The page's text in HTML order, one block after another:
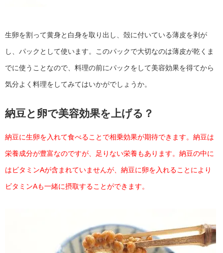
生卵を割って黄身と白身を取り出し、殻に付いている薄皮を剥が
し、パックとして使います。このパックで大切なのは薄皮が乾くま
でに使うことなので、料理の前にパックをして美容効果を得てから
気分よく料理をしてみてはいかがでしょうか。
納豆と卵で美容効果を上げる？
納豆に生卵を入れて食べることで相乗効果が期待できます。納豆は
栄養成分が豊富なのですが、足りない栄養もあります。納豆の中に
はビタミンAが含まれていませんが、納豆に卵を入れることにより
ビタミンAも一緒に摂取することができます。